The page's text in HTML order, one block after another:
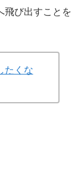
飛び出すことを
たくな